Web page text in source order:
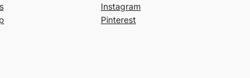
Instagram
Pinterest